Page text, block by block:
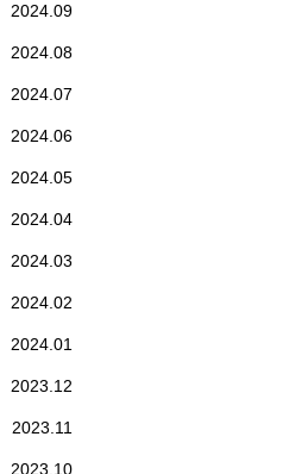
2024.09
2024.08
2024.07
2024.06
2024.05
2024.04
2024.03
2024.02
2024.01
2023.12
2023.11
2023.10